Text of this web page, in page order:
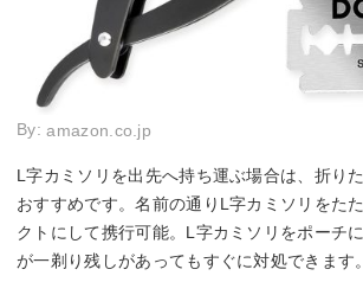
By:amazon.co.jp
L字カミソリを出先へ持ち運ぶ場合は、折り
おすすめです。名前の通りL字カミソリをた
クトにして携行可能。L字カミソリをポーチ
が一剃り残しがあってもすぐに対処できます。